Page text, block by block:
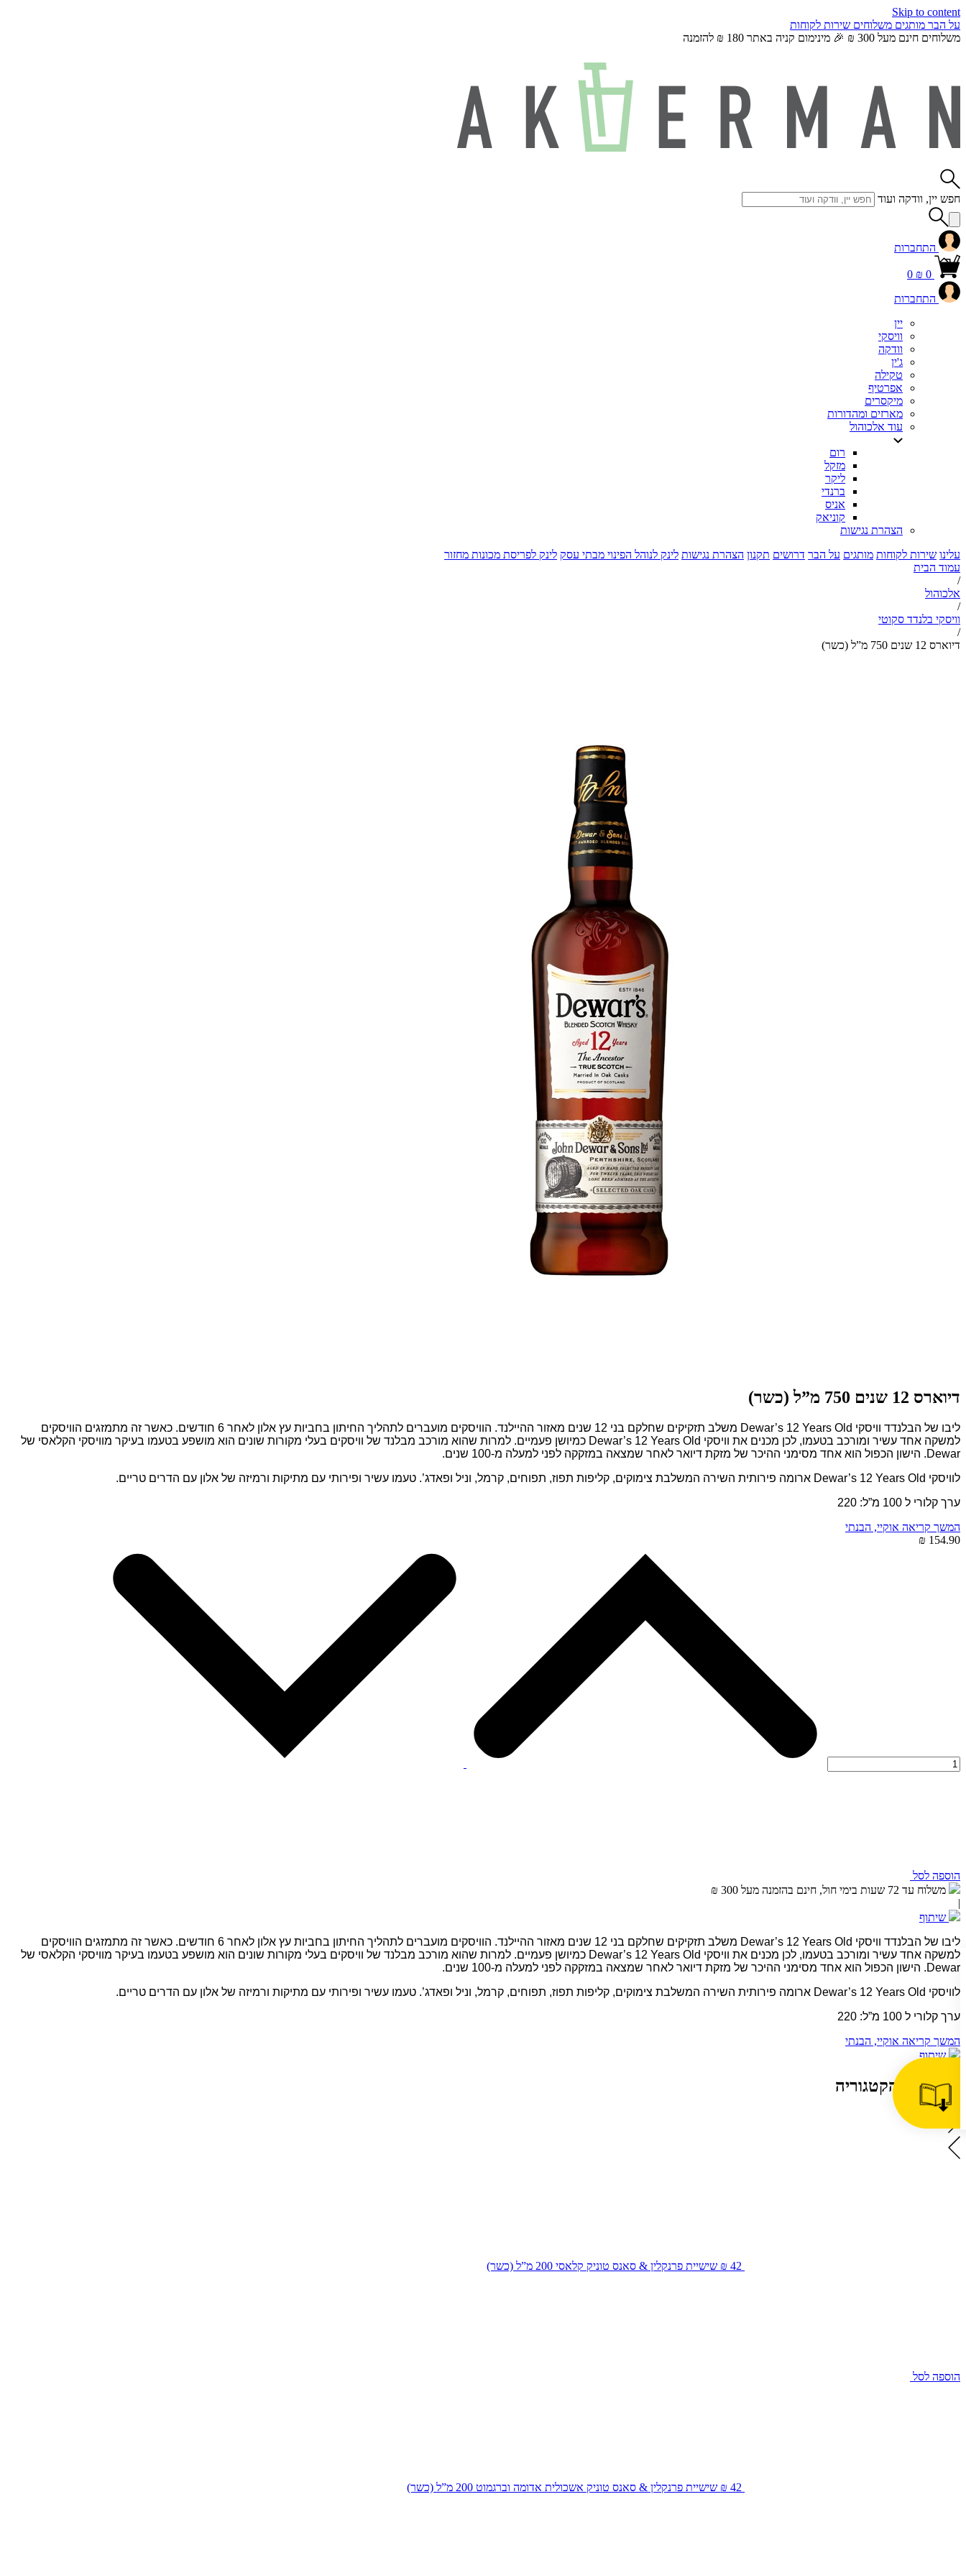
Skip to content
על הבר מותגים משלוחים שירות לקוחות
משלוחים חינם מעל 300 ₪ 🎉 מינימום קניה באתר 180 ₪ להזמנה
חפש יין, וודקה ועוד
התחברות
0
0 ₪
התחברות
יין
וויסקי
וודקה
ג'ין
טקילה
אפרטיף
מיקסרים
מארזים ומהדורות
עוד אלכוהול
רום
מזקל
ליקר
ברנדי
אניס
קוניאק
הצהרת נגישות
עלינו שירות לקוחות מותגים על הבר דרושים תקנון הצהרת נגישות לינק לנוהל הפינוי מבתי עסק לינק לפריסת מכונות מחזור
עמוד הבית
/
אלכוהול
/
וויסקי בלנדד סקוטי
/
דיוארס 12 שנים 750 מ”ל (כשר)
דיוארס 12 שנים 750 מ”ל (כשר)
ליבו של הבלנדד וויסקי Dewar’s 12 Years Old משלב תזקיקים שחלקם בני 12 שנים מאזור ההיילנד. הוויסקים מועברים לתהליך החיתון בחביות עץ אלון לאחר 6 חודשים. כאשר זה מתמזגים הוויסקים
למשקה אחד עשיר ומורכב בטעמו, לכן מכנים את וויסקי Dewar’s 12 Years Old כמיושן פעמיים. למרות שהוא מורכב מבלנד של וויסקים בעלי מקורות שונים הוא מושפע בטעמו בעיקר מוויסקי הקלאסי של
Dewar. הישון הכפול הוא אחד מסימני ההיכר של מזקת דיואר לאחר שמצאה במזקקה לפני למעלה מ-100 שנים.
לוויסקי Dewar’s 12 Years Old ארומה פירותית השירה המשלבת צימוקים, קליפות תפוז, תפוחים, קרמל, וניל ופאדג’. טעמו עשיר ופירותי עם מתיקות ורמיזה של אלון עם הדרים טריים.
ערך קלורי ל 100 מ”ל: 220
המשך קריאה אוקיי, הבנתי
154.90 ₪
הוספה לסל
משלוח עד 72 שעות בימי חול, חינם בהזמנה מעל 300 ₪
שיתוף
ליבו של הבלנדד וויסקי Dewar’s 12 Years Old משלב תזקיקים שחלקם בני 12 שנים מאזור ההיילנד. הוויסקים מועברים לתהליך החיתון בחביות עץ אלון לאחר 6 חודשים. כאשר זה מתמזגים הוויסקים
למשקה אחד עשיר ומורכב בטעמו, לכן מכנים את וויסקי Dewar’s 12 Years Old כמיושן פעמיים. למרות שהוא מורכב מבלנד של וויסקים בעלי מקורות שונים הוא מושפע בטעמו בעיקר מוויסקי הקלאסי של
Dewar. הישון הכפול הוא אחד מסימני ההיכר של מזקת דיואר לאחר שמצאה במזקקה לפני למעלה מ-100 שנים.
לוויסקי Dewar’s 12 Years Old ארומה פירותית השירה המשלבת צימוקים, קליפות תפוז, תפוחים, קרמל, וניל ופאדג’. טעמו עשיר ופירותי עם מתיקות ורמיזה של אלון עם הדרים טריים.
ערך קלורי ל 100 מ”ל: 220
המשך קריאה אוקיי, הבנתי
שיתוף
מוצרים מהקטגוריה
42 ₪ שישיית פרנקלין & סאנס טוניק קלאסי 200 מ”ל (כשר)
הוספה לסל
42 ₪ שישיית פרנקלין & סאנס טוניק אשכולית אדומה וברגמוט 200 מ”ל (כשר)